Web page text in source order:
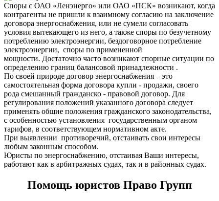
Споры с ОАО «Ленэнерго» или ОАО «ПСК» возникают, когда
контрагенты не пришли к взаимному согласию на заключение
договора энергоснабжения, или не сумели согласовать
условия вытекающего из него, а также споры по безучетному
потреблению электроэнергии, бездоговорное потребление
электроэнергии, споры по примененной
мощности. Достаточно часто возникают спорные ситуации по
определению границ балансовой принадлежности .
По своей природе договор энергоснабжения – это
самостоятельная форма договора купли - продажи, своего
рода смешанный гражданско - правовой договор. Для
регулирования положений указанного договора следует
применять общие положения гражданского законодательства,
с особенностью установления государственным органом
тарифов, в соответствующем нормативном акте.
При выявлении противоречий, отстаивать свои интересы
любым законным способом.
Юристы по энергоснабжению, отстаивая Ваши интересы,
работают как в арбитражных судах, так и в районных судах.
Помощь юристов Право Групп